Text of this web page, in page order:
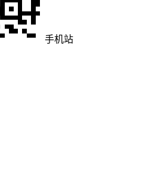
手机站